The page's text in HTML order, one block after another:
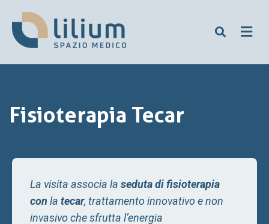
Fisioterapia Tecar
La visita associa la seduta di fisioterapia
con la tecar, trattamento innovativo e non
invasivo che sfrutta l’energia